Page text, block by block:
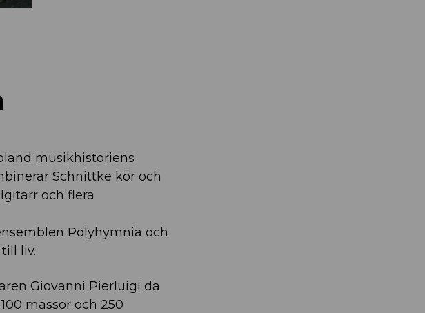
musikhistoriens
Schnittke kör och
och flera
Polyhymnia och
liv.
Giovanni Pierluigi da
mässor och 250